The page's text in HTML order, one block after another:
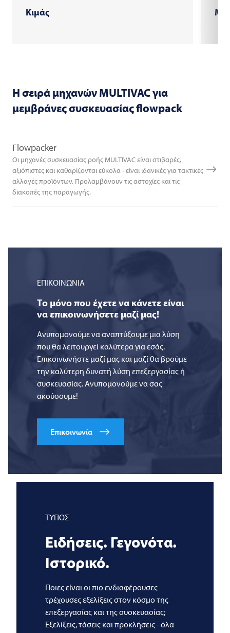
Κιμάς
Η σειρά μηχανώνMULTIVACγια
μεμβράνες συσκευασίας flowpack
Flowpacker
Οι μηχανές συσκευασίας ροής MULTIVAC είναι στιβαρές,
αξιόπιστες και καθαρίζονται εύκολα - είναι ιδανικές για τακτικές
αλλαγές προϊόντων. Προλαμβάνουν τις αστοχίες και τις
διακοπές της παραγωγής.
ΕΠΙΚΟΙΝΩΝΙΑ
Το μόνο που έχετε να κάνετε είναι
να επικοινωνήσετε μαζί μας!
Ανυπομονούμε να αναπτύξουμε μια λύση
που θα λειτουργεί καλύτερα για εσάς.
Επικοινωνήστε μαζί μας και μαζί θα βρούμε
την καλύτερη δυνατή λύση επεξεργασίας ή
συσκευασίας. Ανυπομονούμε να σας
ακούσουμε!
Επικοινωνία
ΤΥΠΟΣ
Ειδήσεις. Γεγονότα.
Ιστορικό.
Ποιες είναι οι πιο ενδιαφέρουσες
τρέχουσες εξελίξεις στον κόσμο της
επεξεργασίας και της συσκευασίας;
Εξελίξεις, τάσεις και προκλήσεις - όλα